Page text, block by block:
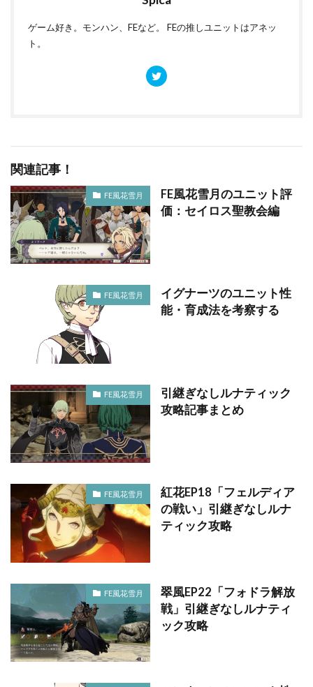
ゲーム好き。モンハン、FEなど。 FEの推しユニットはアネッ
ト。
関連記事！
FE風花雪月
FE風花雪月のユニット評
価：セイロス聖教会編
FE風花雪月
イグナーツのユニット性
能・育成法を考察する
FE風花雪月
引継ぎなしルナティック
攻略記事まとめ
FE風花雪月
紅花EP18「フェルディア
の戦い」引継ぎなしルナ
ティック攻略
FE風花雪月
翠風EP22「フォドラ解放
戦」引継ぎなしルナティ
ック攻略